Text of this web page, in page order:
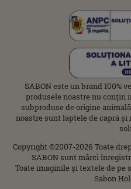
SABON este un brand 100%
produsele noastre nu conțin
subproduse de origine
noastre sunt laptele de capră
Copyright ©2007-2026 Toate
SABON sunt mărci
Toate imaginile şi textele de pe
Sabon